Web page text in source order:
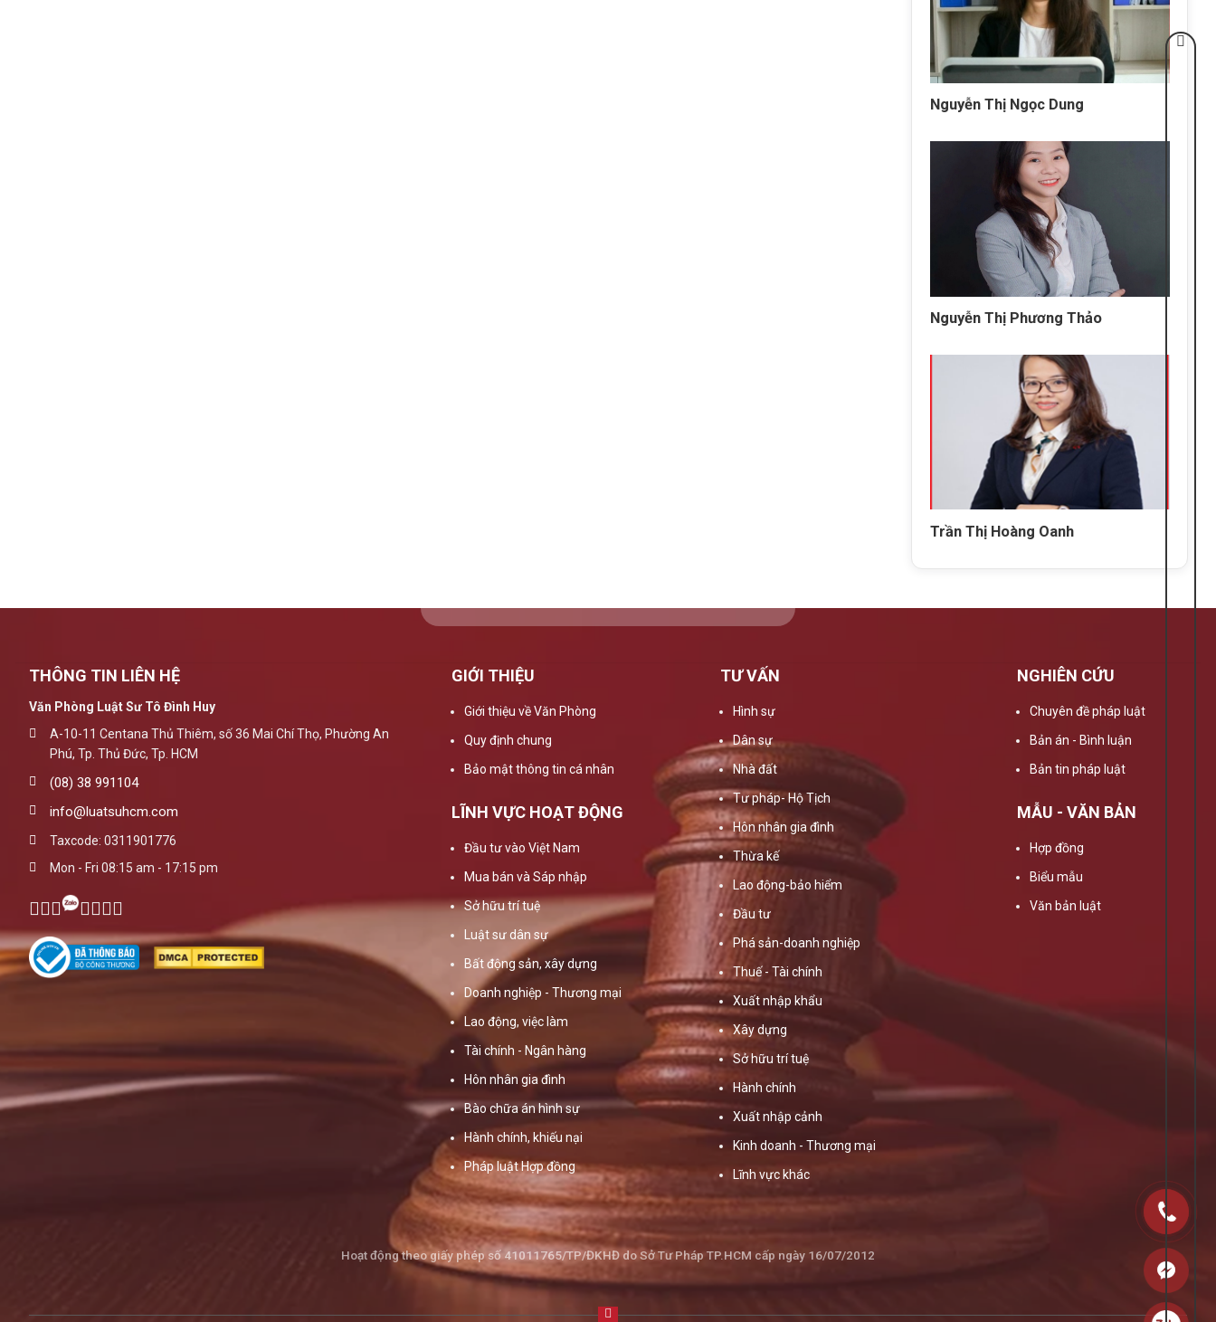
Nguyễn Thị Ngọc Dung
Nguyễn Thị Phương Thảo
Trần Thị Hoàng Oanh
THÔNG TIN LIÊN HỆ
Văn Phòng Luật Sư Tô Đình Huy
A-10-11 Centana Thủ Thiêm, số 36 Mai Chí Thọ, Phường An
Phú, Tp. Thủ Đức, Tp. HCM
(08) 38 991104
info@luatsuhcm.com
Taxcode: 0311901776
Mon - Fri 08:15 am - 17:15 pm
GIỚI THIỆU
Giới thiệu về Văn Phòng
Quy định chung
Bảo mật thông tin cá nhân
LĨNH VỰC HOẠT ĐỘNG
Đầu tư vào Việt Nam
Mua bán và Sáp nhập
Sở hữu trí tuệ
Luật sư dân sự
Bất động sản, xây dựng
Doanh nghiệp - Thương mại
Lao động, việc làm
Tài chính - Ngân hàng
Hôn nhân gia đình
Bào chữa án hình sự
Hành chính, khiếu nại
Pháp luật Hợp đồng
TƯ VẤN
Hình sự
Dân sự
Nhà đất
Tư pháp- Hộ Tịch
Hôn nhân gia đình
Thừa kế
Lao động-bảo hiểm
Đầu tư
Phá sản-doanh nghiệp
Thuế - Tài chính
Xuất nhập khẩu
Xây dựng
Sở hữu trí tuệ
Hành chính
Xuất nhập cảnh
Kinh doanh - Thương mại
Lĩnh vực khác
NGHIÊN CỨU
Chuyên đề pháp luật
Bản án - Bình luận
Bản tin pháp luật
MẪU - VĂN BẢN
Hợp đồng
Biểu mẫu
Văn bản luật
Hoạt động theo giấy phép số 41011765/TP/ĐKHĐ do Sở Tư Pháp TP.HCM cấp ngày 16/07/2012